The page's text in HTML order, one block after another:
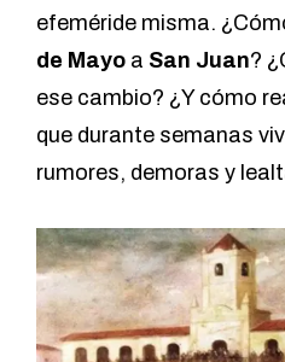
efeméride misma.
de Mayo a San Juan?
ese cambio? ¿Y cómo
que durante semanas
rumores, demoras y